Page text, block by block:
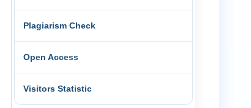
Plagiarism Check
Open Access
Visitors Statistic